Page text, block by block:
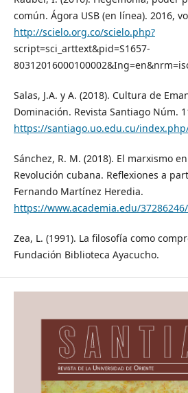
común. Ágora USB (en línea). 2016,
http://scielo.org.co/scielo.php?
script=sci_arttext&pid=S1657-
Salas, J.A. y A. (2018). Cultura de
Dominación. Revista Santiago Núm.
https://santiago.uo.edu.cu/
Sánchez, R. M. (2018). El marxismo
Revolución cubana. Reflexiones a
Fernando Martínez Heredia.
https://www.academia.edu/37286246/
Zea, L. (1991). La filosofía como
Fundación Biblioteca Ayacucho.